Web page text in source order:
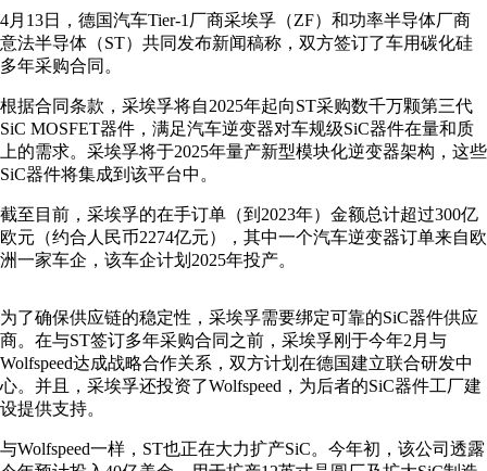
4月13日，德国汽车Tier-1厂商采埃孚（ZF）和功率半导体厂商
意法半导体（ST）共同发布新闻稿称，双方签订了车用碳化硅
多年采购合同。
根据合同条款，采埃孚将自2025年起向ST采购数千万颗第三代
SiC MOSFET器件，满足汽车逆变器对车规级SiC器件在量和质
上的需求。采埃孚将于2025年量产新型模块化逆变器架构，这些
SiC器件将集成到该平台中。
截至目前，采埃孚的在手订单（到2023年）金额总计超过300亿
欧元（约合人民币2274亿元），其中一个汽车逆变器订单来自欧
洲一家车企，该车企计划2025年投产。
为了确保供应链的稳定性，采埃孚需要绑定可靠的SiC器件供应
商。在与ST签订多年采购合同之前，采埃孚刚于今年2月与
Wolfspeed达成战略合作关系，双方计划在德国建立联合研发中
心。并且，采埃孚还投资了Wolfspeed，为后者的SiC器件工厂建
设提供支持。
与Wolfspeed一样，ST也正在大力扩产SiC。今年初，该公司透露